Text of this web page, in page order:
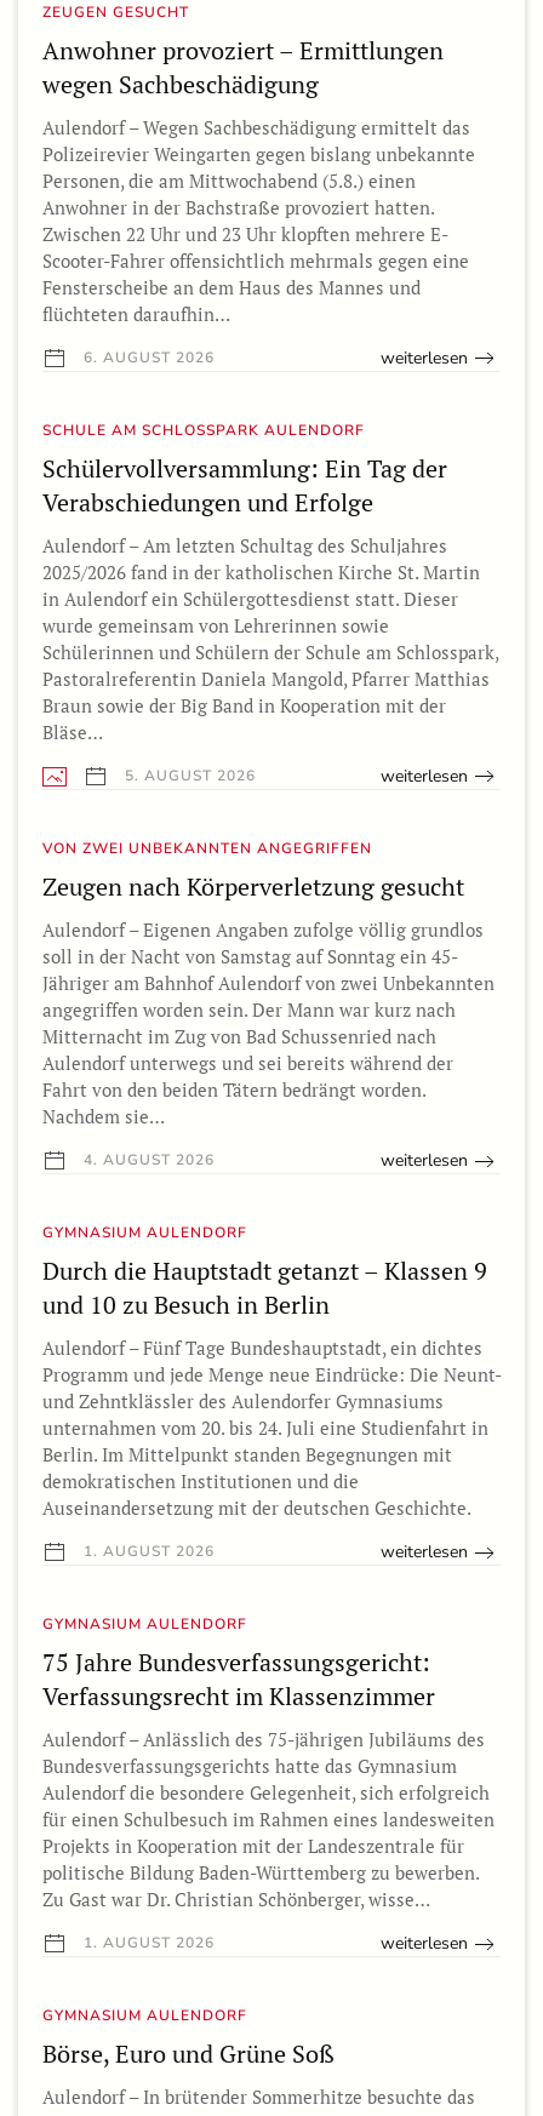
ZEUGEN GESUCHT
Anwohner provoziert – Ermittlungen
wegen Sachbeschädigung
Aulendorf – Wegen Sachbeschädigung ermittelt das
Polizeirevier Weingarten gegen bislang unbekannte
Personen, die am Mittwochabend (5.8.) einen
Anwohner in der Bachstraße provoziert hatten.
Zwischen 22 Uhr und 23 Uhr klopften mehrere E-
Scooter-Fahrer offensichtlich mehrmals gegen eine
Fensterscheibe an dem Haus des Mannes und
flüchteten daraufhin…
6. AUGUST 2026 weiterlesen
SCHULE AM SCHLOSSPARK AULENDORF
Schülervollversammlung: Ein Tag der
Verabschiedungen und Erfolge
Aulendorf – Am letzten Schultag des Schuljahres
2025/2026 fand in der katholischen Kirche St. Martin
in Aulendorf ein Schülergottesdienst statt. Dieser
wurde gemeinsam von Lehrerinnen sowie
Schülerinnen und Schülern der Schule am Schlosspark,
Pastoralreferentin Daniela Mangold, Pfarrer Matthias
Braun sowie der Big Band in Kooperation mit der
Bläse…
5. AUGUST 2026 weiterlesen
VON ZWEI UNBEKANNTEN ANGEGRIFFEN
Zeugen nach Körperverletzung gesucht
Aulendorf – Eigenen Angaben zufolge völlig grundlos
soll in der Nacht von Samstag auf Sonntag ein 45-
Jähriger am Bahnhof Aulendorf von zwei Unbekannten
angegriffen worden sein. Der Mann war kurz nach
Mitternacht im Zug von Bad Schussenried nach
Aulendorf unterwegs und sei bereits während der
Fahrt von den beiden Tätern bedrängt worden.
Nachdem sie…
4. AUGUST 2026 weiterlesen
GYMNASIUM AULENDORF
Durch die Hauptstadt getanzt – Klassen 9
und 10 zu Besuch in Berlin
Aulendorf – Fünf Tage Bundeshauptstadt, ein dichtes
Programm und jede Menge neue Eindrücke: Die Neunt-
und Zehntklässler des Aulendorfer Gymnasiums
unternahmen vom 20. bis 24. Juli eine Studienfahrt in
Berlin. Im Mittelpunkt standen Begegnungen mit
demokratischen Institutionen und die
Auseinandersetzung mit der deutschen Geschichte.
1. AUGUST 2026 weiterlesen
GYMNASIUM AULENDORF
75 Jahre Bundesverfassungsgericht:
Verfassungsrecht im Klassenzimmer
Aulendorf – Anlässlich des 75-jährigen Jubiläums des
Bundesverfassungsgerichts hatte das Gymnasium
Aulendorf die besondere Gelegenheit, sich erfolgreich
für einen Schulbesuch im Rahmen eines landesweiten
Projekts in Kooperation mit der Landeszentrale für
politische Bildung Baden-Württemberg zu bewerben.
Zu Gast war Dr. Christian Schönberger, wisse…
1. AUGUST 2026 weiterlesen
GYMNASIUM AULENDORF
Börse, Euro und Grüne Soß
Aulendorf – In brütender Sommerhitze besuchte das